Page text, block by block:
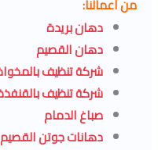
من أعمالنا:
دهان بريدة
دهان القصيم
شركة تنظيف
شركة تنظيف
صباغ الدمام
دهانات جوتن القصيم